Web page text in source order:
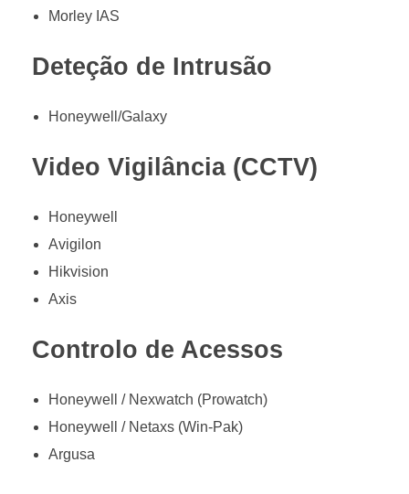
Morley IAS
Deteção de Intrusão
Honeywell/Galaxy
Video Vigilância (CCTV)
Honeywell
Avigilon
Hikvision
Axis
Controlo de Acessos
Honeywell / Nexwatch (Prowatch)
Honeywell / Netaxs (Win-Pak)
Argusa